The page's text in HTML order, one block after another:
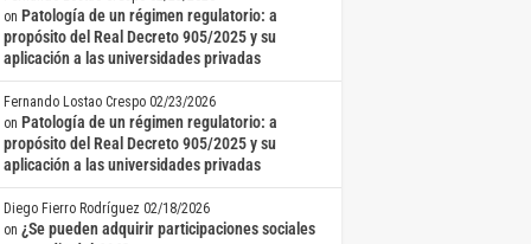
on Patología de un régimen regulatorio: a
propósito del Real Decreto 905/2025 y su
aplicación a las universidades privadas
Fernando Lostao Crespo 02/23/2026
on Patología de un régimen regulatorio: a
propósito del Real Decreto 905/2025 y su
aplicación a las universidades privadas
Diego Fierro Rodríguez 02/18/2026
on ¿Se pueden adquirir participaciones sociales